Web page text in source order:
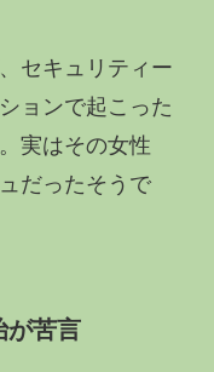
セキュリティー
ョンで起こった
実はその女性
だったそうで
が苦言